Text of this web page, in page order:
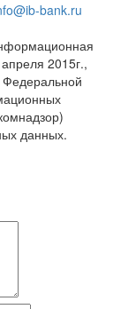
bank.ru
2015г.,
данных.